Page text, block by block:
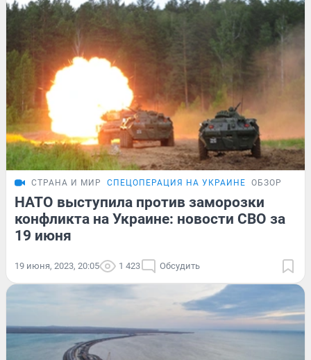
СТРАНА И МИР СПЕЦОПЕРАЦИЯ НА УКРАИНЕ ОБЗОР
НАТО выступила против заморозки
конфликта на Украине: новости СВО за
19 июня
19 июня, 2023, 20:05 1 423 Обсудить